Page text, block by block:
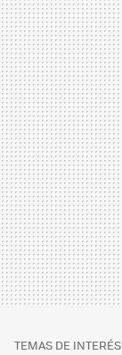
TEMAS DE INTERÉS